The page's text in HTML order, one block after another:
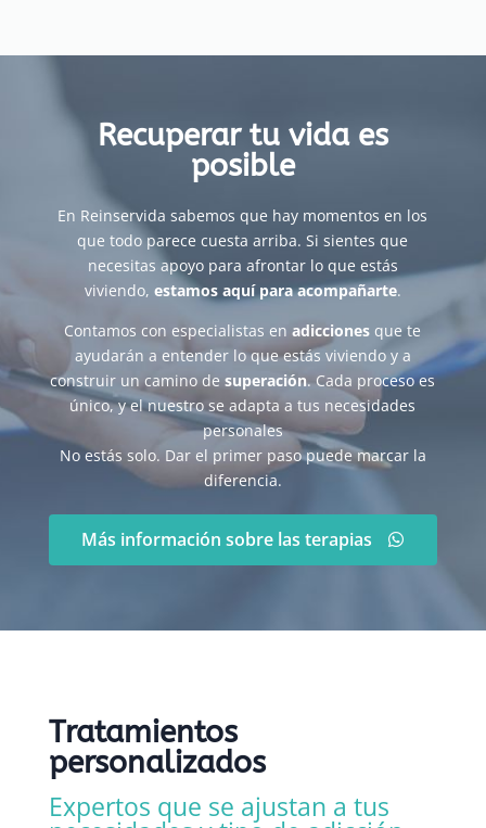
Recuperar tu vida es
posible
En Reinservida sabemos que hay momentos en los
que todo parece cuesta arriba. Si sientes que
necesitas apoyo para afrontar lo que estás
viviendo, estamos aquí para acompañarte.
Contamos con especialistas enadicciones que te
ayudarán a entender lo que estás viviendo y a
construir un camino desuperación. Cada proceso es
único, y el nuestro se adapta a tus necesidades
personales
No estás solo. Dar el primer paso puede marcar la
diferencia.
Más información sobre las terapias
Tratamientos
personalizados
Expertos que se ajustan a tus